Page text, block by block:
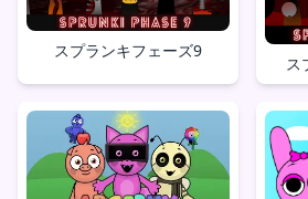
スプランキフェーズ9
ス